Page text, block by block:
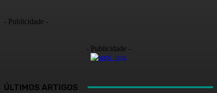
- Publicidade -
- Publicidade -
ÚLTIMOS ARTIGOS